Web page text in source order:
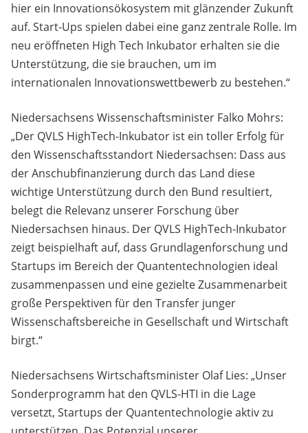
hier ein Innovationsökosystem mit glänzender Zukunft
auf. Start-Ups spielen dabei eine ganz zentrale Rolle. Im
neu eröffneten High Tech Inkubator erhalten sie die
Unterstützung, die sie brauchen, um im
internationalen Innovationswettbewerb zu bestehen.“
Niedersachsens Wissenschaftsminister Falko Mohrs:
„Der QVLS HighTech-Inkubator ist ein toller Erfolg für
den Wissenschaftsstandort Niedersachsen: Dass aus
der Anschubfinanzierung durch das Land diese
wichtige Unterstützung durch den Bund resultiert,
belegt die Relevanz unserer Forschung über
Niedersachsen hinaus. Der QVLS HighTech-Inkubator
zeigt beispielhaft auf, dass Grundlagenforschung und
Startups im Bereich der Quantentechnologien ideal
zusammenpassen und eine gezielte Zusammenarbeit
große Perspektiven für den Transfer junger
Wissenschaftsbereiche in Gesellschaft und Wirtschaft
birgt.“
Niedersachsens Wirtschaftsminister Olaf Lies: „Unser
Sonderprogramm hat den QVLS-HTI in die Lage
versetzt, Startups der Quantentechnologie aktiv zu